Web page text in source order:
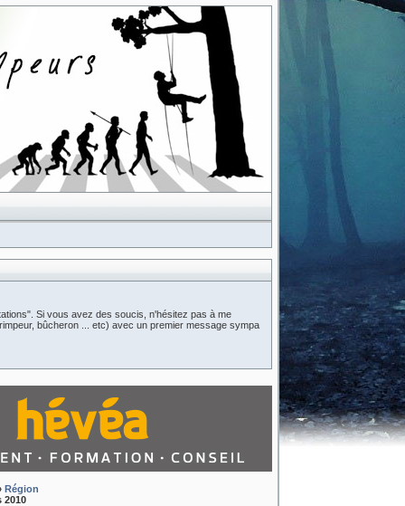
Si vous avez des soucis, n'hésitez pas à me
bûcheron ... etc) avec un premier message sympa
Région
2010